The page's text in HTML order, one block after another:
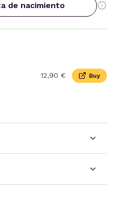
de nacimiento
12,90 € Buy